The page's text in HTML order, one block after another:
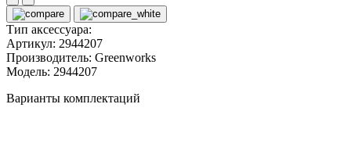
Тип аксессуара:
Артикул: 2944207
Производитель: Greenworks
Модель: 2944207
Варианты комплектаций